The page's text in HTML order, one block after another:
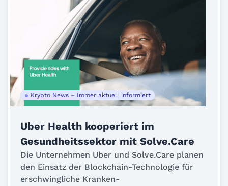
Krypto News – Immer aktuell informiert
Uber Health kooperiert im
Gesundheitssektor mit Solve.Care
Die Unternehmen Uber und Solve.Care planen
den Einsatz der Blockchain-Technologie für
erschwingliche Kranken-